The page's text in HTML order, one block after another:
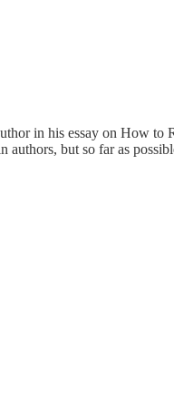
in his essay on How to
but so far as